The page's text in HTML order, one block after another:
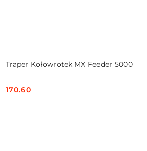
Traper Kołowrotek MX Feeder 5000
Cena:
170.60